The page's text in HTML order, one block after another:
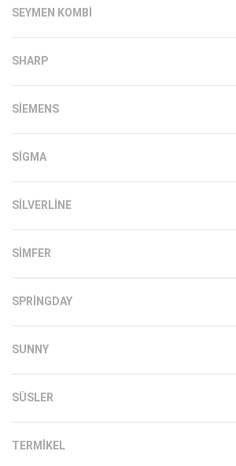
SEYMEN KOMBI
SHARP
SIEMENS
SIGMA
SILVERLINE
SIMFER
SPRINGDAY
SUNNY
SÜSLER
TERMIKEL